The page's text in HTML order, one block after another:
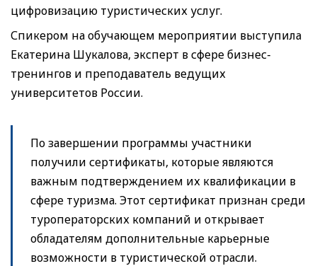
цифровизацию туристических услуг.
Спикером на обучающем мероприятии выступила
Екатерина Шукалова, эксперт в сфере бизнес-
тренингов и преподаватель ведущих
университетов России.
По завершении программы участники
получили сертификаты, которые являются
важным подтверждением их квалификации в
сфере туризма. Этот сертификат признан среди
туроператорских компаний и открывает
обладателям дополнительные карьерные
возможности в туристической отрасли.